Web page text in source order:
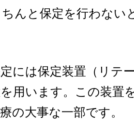
んと保定を行わない
には保定装置（リテ
用います。この装置
の大事な一部です。